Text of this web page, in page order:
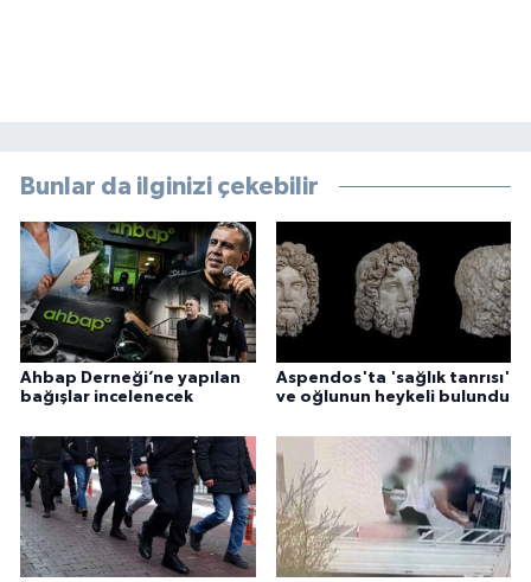
Bunlar da ilginizi çekebilir
Ahbap Derneği’ne yapılan
bağışlar incelenecek
Aspendos'ta 'sağlık tanrısı'
ve oğlunun heykeli bulundu